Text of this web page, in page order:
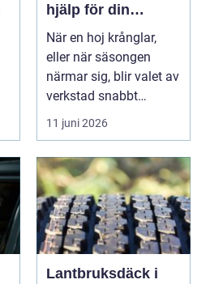
hjälp för din
motorcykel
När en hoj krånglar,
eller när säsongen
närmar sig, blir valet av
verkstad snabbt
avgörande. En MC-v...
11 juni 2026
Lantbruksdäck i